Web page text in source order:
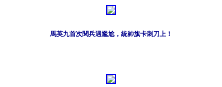
馬英九首次閱兵遇尷尬，統帥旗卡刺刀上！